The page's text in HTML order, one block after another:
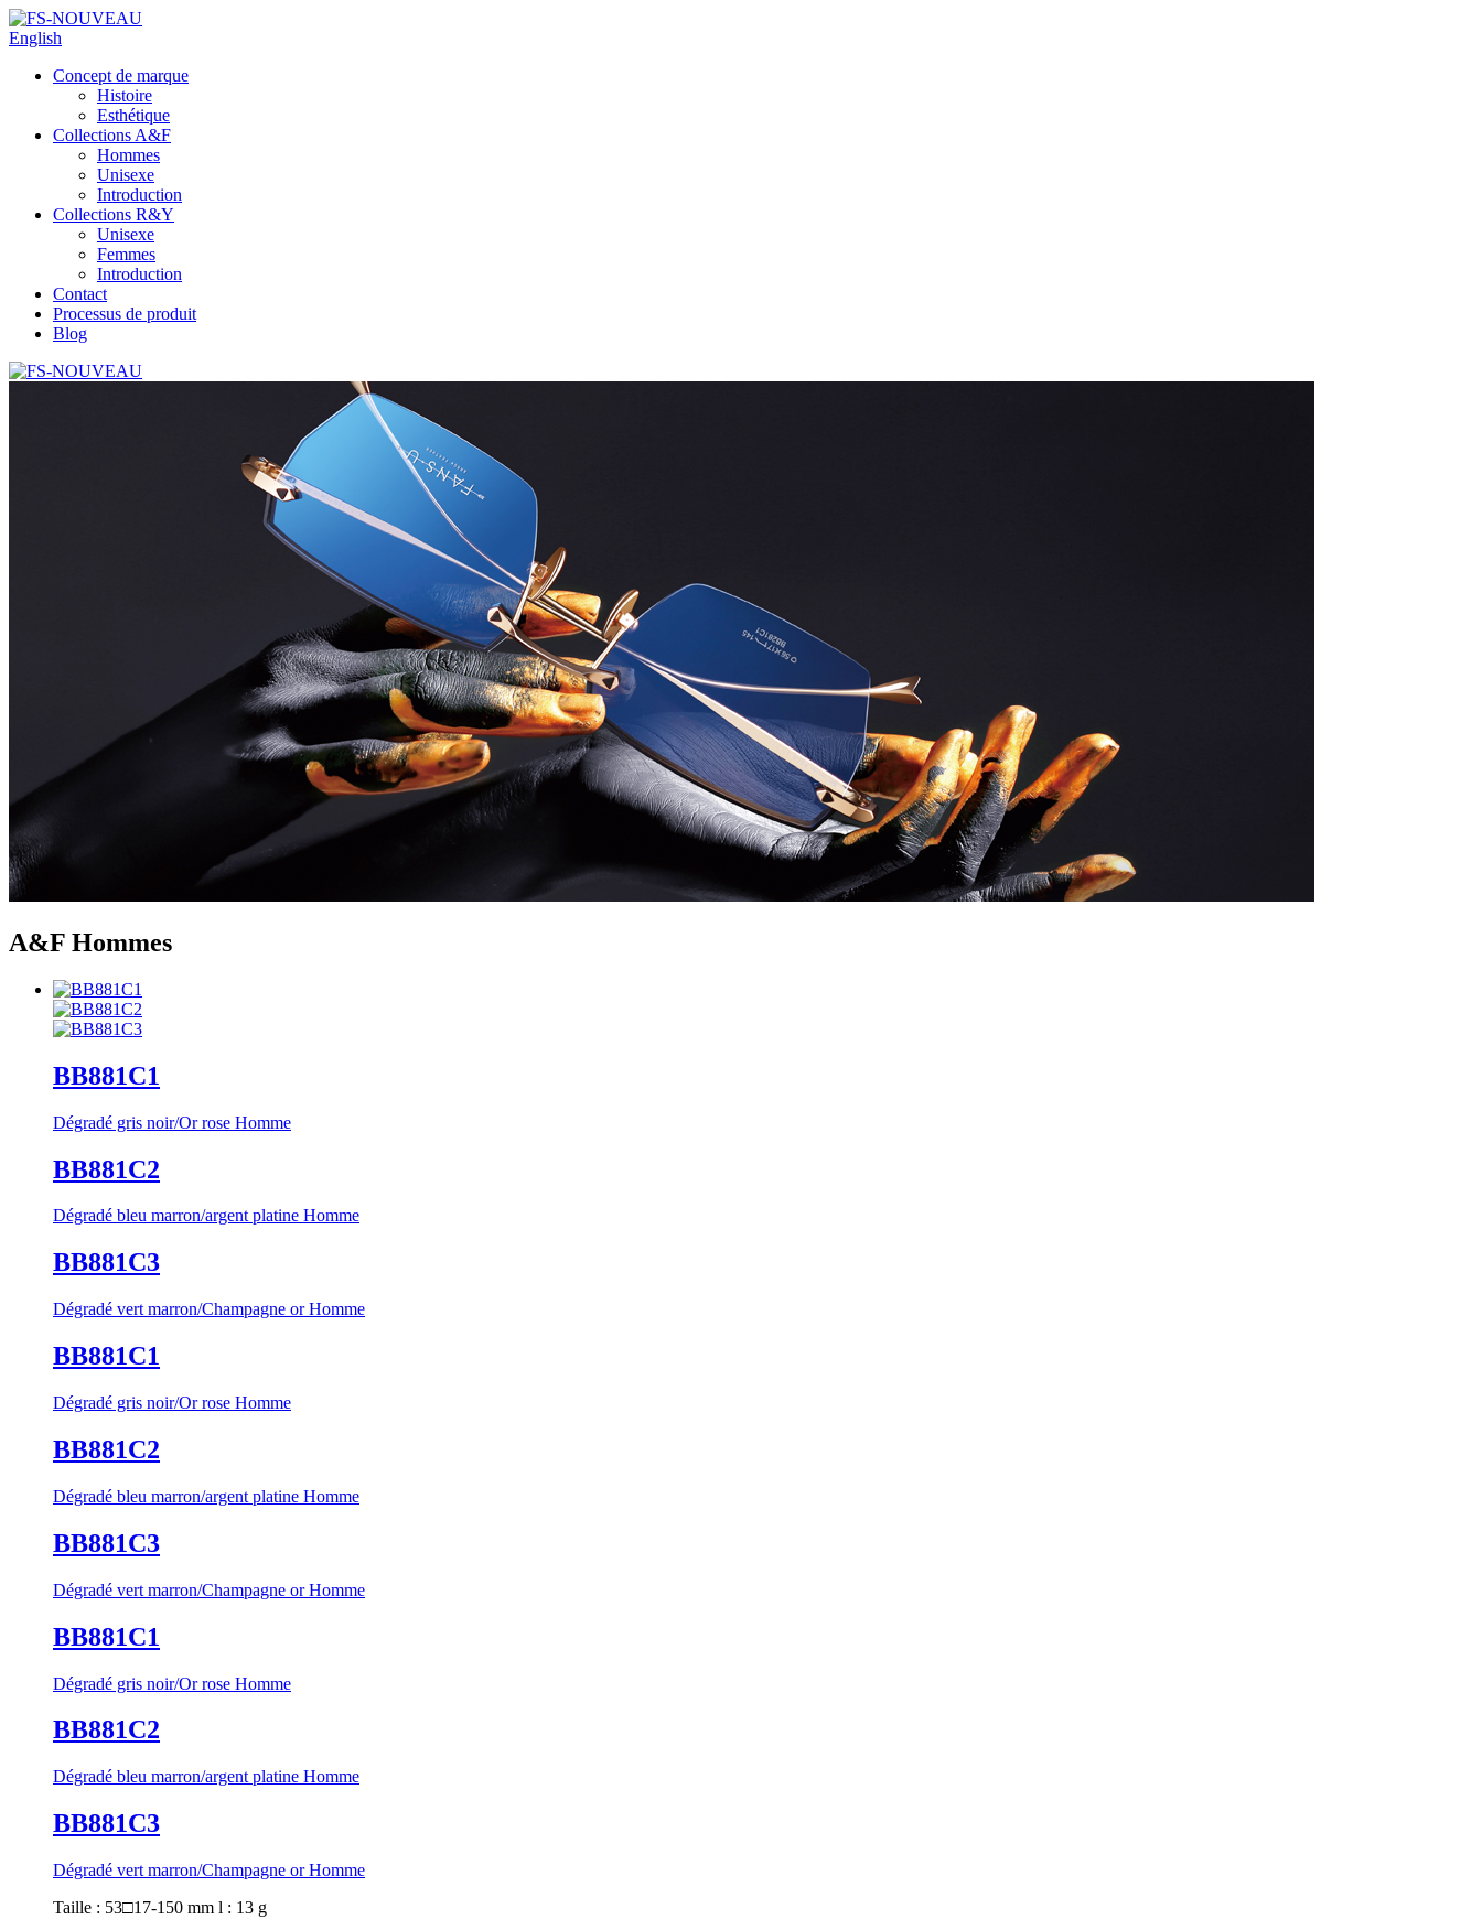
English
Concept de marque
Histoire
Esthétique
Collections A&F
Hommes
Unisexe
Introduction
Collections R&Y
Unisexe
Femmes
Introduction
Contact
Processus de produit
Blog
A&F Hommes
BB881C1
Dégradé gris noir/Or rose Homme
BB881C2
Dégradé bleu marron/argent platine Homme
BB881C3
Dégradé vert marron/Champagne or Homme
BB881C1
Dégradé gris noir/Or rose Homme
BB881C2
Dégradé bleu marron/argent platine Homme
BB881C3
Dégradé vert marron/Champagne or Homme
BB881C1
Dégradé gris noir/Or rose Homme
BB881C2
Dégradé bleu marron/argent platine Homme
BB881C3
Dégradé vert marron/Champagne or Homme
Taille : 53□17-150 mm l : 13 g